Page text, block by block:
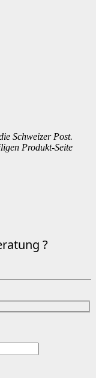
Schweizer Post.
Produkt-Seite
?